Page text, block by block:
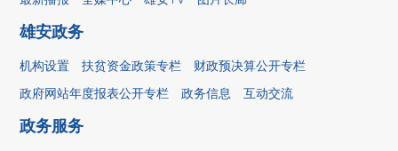
雄安政务
机构设置 扶贫资金政策专栏
财政预决算公开专栏
政府网站年度报表公开专栏
政务信息 互动交流
政务服务